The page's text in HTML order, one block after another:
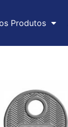
Produtos